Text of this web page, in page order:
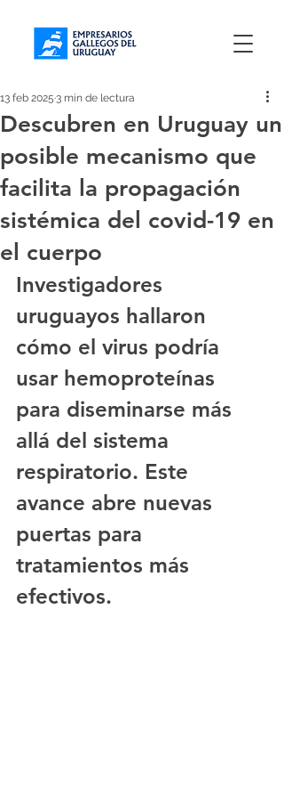
Descubren en Uruguay un
posible mecanismo que
facilita la propagación
sistémica del covid-19 en
el cuerpo
13 feb 2025 3 min de lectura
Investigadores
uruguayos hallaron
cómo el virus podría
usar hemoproteínas
para diseminarse más
allá del sistema
respiratorio. Este
avance abre nuevas
puertas para
tratamientos más
efectivos.